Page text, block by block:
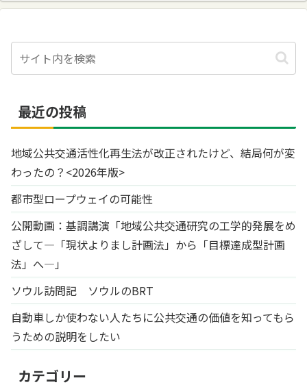
最近の投稿
地域公共交通活性化再生法が改正されたけど、結局何が変
わったの？<2026年版>
都市型ロープウェイの可能性
公開動画：基調講演「地域公共交通研究の工学的発展をめ
ざして―「現状よりまし計画法」から「目標達成型計画
法」へ―」
ソウル訪問記 ソウルのBRT
自動車しか使わない人たちに公共交通の価値を知ってもら
うための説明をしたい
カテゴリー